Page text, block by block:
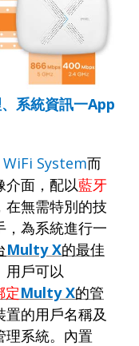
系統資訊一App
System而
介面，配以藍牙
在無需特別的技
，為系統進行一
Multy X的最佳
用戶可以
定Multy X的管
置的用戶名稱及
理系統。內置